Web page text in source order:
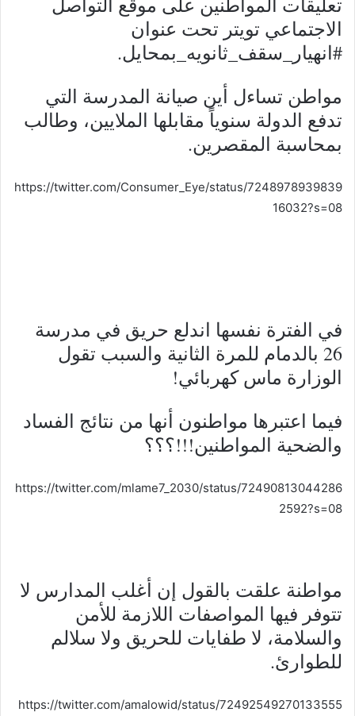
الاجتماعي تويتر تحت عنوان
#انهيار_سقف_ثانويه_بمحايل.‎
مواطن تساءل أين صيانة المدرسة التي
تدفع الدولة سنوياً مقابلها الملايين، وطالب
بمحاسبة المقصرين.
https://twitter.com/Consumer_Eye/status/7248978939839
16032?s=08
في الفترة نفسها اندلع حريق في مدرسة
26 بالدمام للمرة الثانية والسبب تقول
الوزارة ماس كهربائي!
فيما اعتبرها مواطنون أنها من نتائج الفساد
والضحية المواطنين!!!؟؟؟
https://twitter.com/mlame7_2030/status/72490813044286
2592?s=08
مواطنة علقت بالقول إن أغلب المدارس لا
تتوفر فيها المواصفات اللازمة للأمن
والسلامة، لا طفايات للحريق ولا سلالم
للطوارئ.
https://twitter.com/amalowid/status/72492549270133555